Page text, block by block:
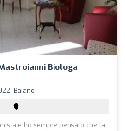
Biologa
Baiano
e ho sempre pensato che la